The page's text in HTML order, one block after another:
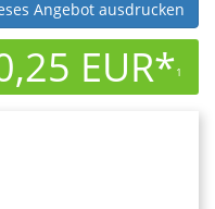
Angebot ausdrucken
EUR*1